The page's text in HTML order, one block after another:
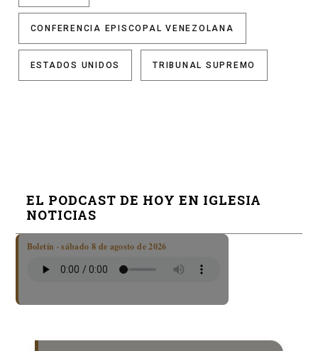
CONFERENCIA EPISCOPAL VENEZOLANA
ESTADOS UNIDOS TRIBUNAL SUPREMO
EL PODCAST DE HOY EN IGLESIA
NOTICIAS
Boletín · sábado 8 de agosto de 2026